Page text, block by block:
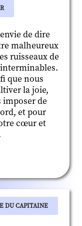
de dire
malheureux
ruisseaux de
que nous
la joie,
imposer de
et pour
cœur et
DU CAPITAINE